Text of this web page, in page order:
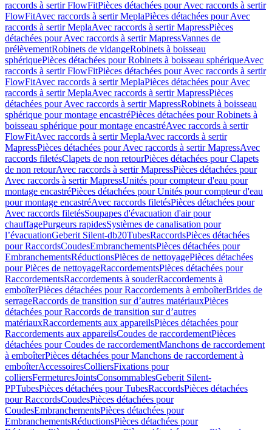
raccords à sertir FlowFitPièces détachées pour Avec raccords à sertir
FlowFitAvec raccords à sertir MeplaPièces détachées pour Avec
raccords à sertir MeplaAvec raccords à sertir MapressPièces
détachées pour Avec raccords à sertir MapressVannes de
prélèvementRobinets de vidangeRobinets à boisseau
sphériquePièces détachées pour Robinets à boisseau sphériqueAvec
raccords à sertir FlowFitPièces détachées pour Avec raccords à sertir
FlowFitAvec raccords à sertir MeplaPièces détachées pour Avec
raccords à sertir MeplaAvec raccords à sertir MapressPièces
détachées pour Avec raccords à sertir MapressRobinets à boisseau
sphérique pour montage encastréPièces détachées pour Robinets à
boisseau sphérique pour montage encastréAvec raccords à sertir
FlowFitAvec raccords à sertir MeplaAvec raccords à sertir
MapressPièces détachées pour Avec raccords à sertir MapressAvec
raccords filetésClapets de non retourPièces détachées pour Clapets
de non retourAvec raccords à sertir MapressPièces détachées pour
Avec raccords à sertir MapressUnités pour compteur d'eau pour
montage encastréPièces détachées pour Unités pour compteur d'eau
pour montage encastréAvec raccords filetésPièces détachées pour
Avec raccords filetésSoupapes d'évacuation d'air pour
chauffagePurgeurs rapidesSystèmes de canalisation pour
l’évacuationGeberit Silent-db20TubesRaccordsPièces détachées
pour RaccordsCoudesEmbranchementsPièces détachées pour
EmbranchementsRéductionsPièces de nettoyagePièces détachées
pour Pièces de nettoyageRaccordementsPièces détachées pour
RaccordementsRaccordements à souderRaccordements à
emboîterPièces détachées pour Raccordements à emboîterBrides de
serrageRaccords de transition sur d’autres matériauxPièces
détachées pour Raccords de transition sur d’autres
matériauxRaccordements aux appareilsPièces détachées pour
Raccordements aux appareilsCoudes de raccordementPièces
détachées pour Coudes de raccordementManchons de raccordement
à emboîterPièces détachées pour Manchons de raccordement à
emboîterAccessoiresColliersFixations pour
colliersFermeturesJointsConsommablesGeberit Silent-
PPTubesPièces détachées pour TubesRaccordsPièces détachées
pour RaccordsCoudesPièces détachées pour
CoudesEmbranchementsPièces détachées pour
EmbranchementsRéductionsPièces détachées pour